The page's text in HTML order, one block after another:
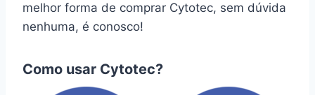
melhor forma de comprar Cytotec, sem dúvida
nenhuma, é conosco!
Como usar Cytotec?